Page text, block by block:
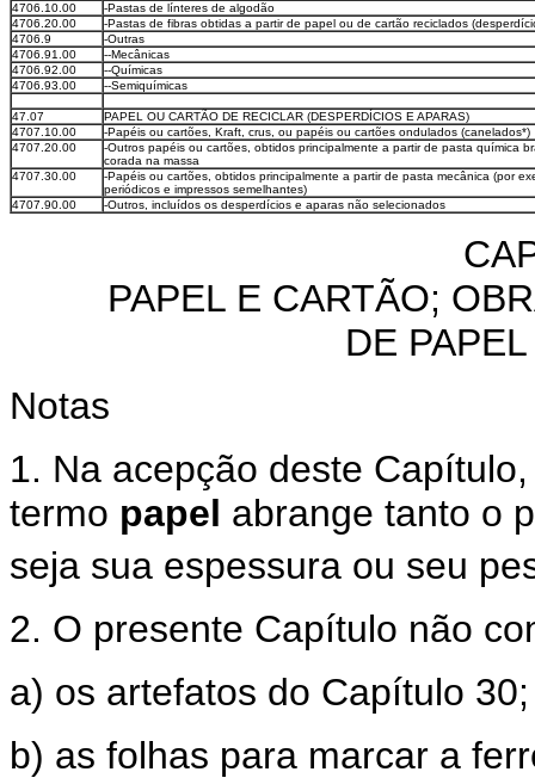
4706.10.00
-Pastas de línteres de algodão
4706.20.00
-Pastas de fibras obtidas a partir de papel ou de cartão reciclados
4706.9
-Outras
4706.91.00
--Mecânicas
4706.92.00
--Químicas
4706.93.00
--Semiquímicas
47.07
PAPEL OU CARTÃO DE RECICLAR (DESPERDÍCIOS E APARAS)
4707.10.00
-Papéis ou cartões, Kraft, crus, ou papéis ou cartões ondulados (canelados*)
4707.20.00
-Outros papéis ou cartões, obtidos principalmente a partir de pasta química
corada na massa
4707.30.00
-Papéis ou cartões, obtidos principalmente a partir de pasta mecânica (por
periódicos e impressos semelhantes)
4707.90.00
-Outros, incluídos os desperdícios e aparas não selecionados
PAPEL E CARTÃO;
DE
Notas
1. Na acepção deste
termo papel abrange tanto o
seja sua espessura ou seu
2. O presente Capítulo não
a) os artefatos do Capítulo 30;
b) as folhas para marcar a